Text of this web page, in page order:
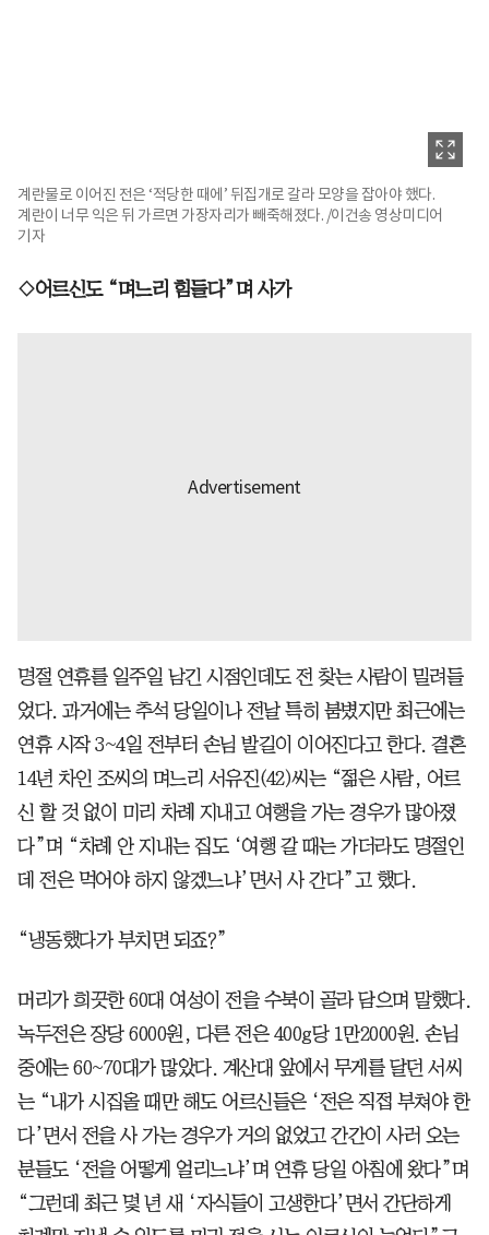
계란물로 이어진 전은 ‘적당한 때에’ 뒤집개로 갈라 모양을 잡아야 했다.
계란이 너무 익은 뒤 가르면 가장자리가 빼죽해졌다. /이건송 영상미디어
기자
◇어르신도 “며느리 힘들다”며 사가
명절 연휴를 일주일 남긴 시점인데도 전 찾는 사람이 밀려들
었다. 과거에는 추석 당일이나 전날 특히 붐볐지만 최근에는
연휴 시작 3~4일 전부터 손님 발길이 이어진다고 한다. 결혼
14년 차인 조씨의 며느리 서유진(42)씨는 “젊은 사람, 어르
신 할 것 없이 미리 차례 지내고 여행을 가는 경우가 많아졌
다”며 “차례 안 지내는 집도 ‘여행 갈 때는 가더라도 명절인
데 전은 먹어야 하지 않겠느냐’면서 사 간다”고 했다.
“냉동했다가 부치면 되죠?”
머리가 희끗한 60대 여성이 전을 수북이 골라 담으며 말했다.
녹두전은 장당 6000원, 다른 전은 400g당 1만2000원. 손님
중에는 60~70대가 많았다. 계산대 앞에서 무게를 달던 서씨
는 “내가 시집올 때만 해도 어르신들은 ‘전은 직접 부쳐야 한
다’면서 전을 사 가는 경우가 거의 없었고 간간이 사러 오는
분들도 ‘전을 어떻게 얼리느냐’며 연휴 당일 아침에 왔다”며
“그런데 최근 몇 년 새 ‘자식들이 고생한다’면서 간단하게